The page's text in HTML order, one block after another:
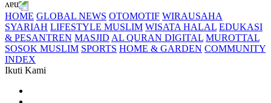
HOME GLOBAL NEWS OTOMOTIF WIRAUSAHA
SYARIAH LIFESTYLE MUSLIM WISATA HALAL EDUKASI
& PESANTREN MASJID AL QURAN DIGITAL MUROTTAL
SOSOK MUSLIM SPORTS HOME & GARDEN COMMUNITY
INDEX
Ikuti Kami